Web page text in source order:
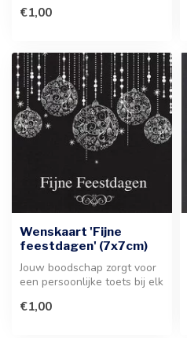
me...
€1,00
Wenskaart 'Fijne
feestdagen' (7x7cm)
Jouw boodschap zorgt voor
een persoonlijke toets bij elk
€1,00